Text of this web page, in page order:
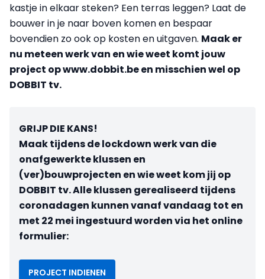
kastje in elkaar steken? Een terras leggen? Laat de
bouwer in je naar boven komen en bespaar
bovendien zo ook op kosten en uitgaven. Maak er
nu meteen werk van en wie weet komt jouw
project op www.dobbit.be en misschien wel op
DOBBIT tv.
GRIJP DIE KANS!
Maak tijdens de lockdown werk van die
onafgewerkte klussen en
(ver)bouwprojecten en wie weet kom jij op
DOBBIT tv. Alle klussen gerealiseerd tijdens
coronadagen kunnen vanaf vandaag tot en
met 22 mei ingestuurd worden via het online
formulier:
PROJECT INDIENEN